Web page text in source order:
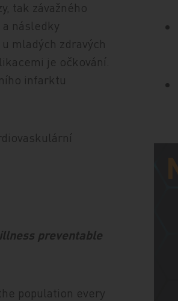
tak závažného
následky
mladých zdravých
je očkování.
infarktu
preventable
population every